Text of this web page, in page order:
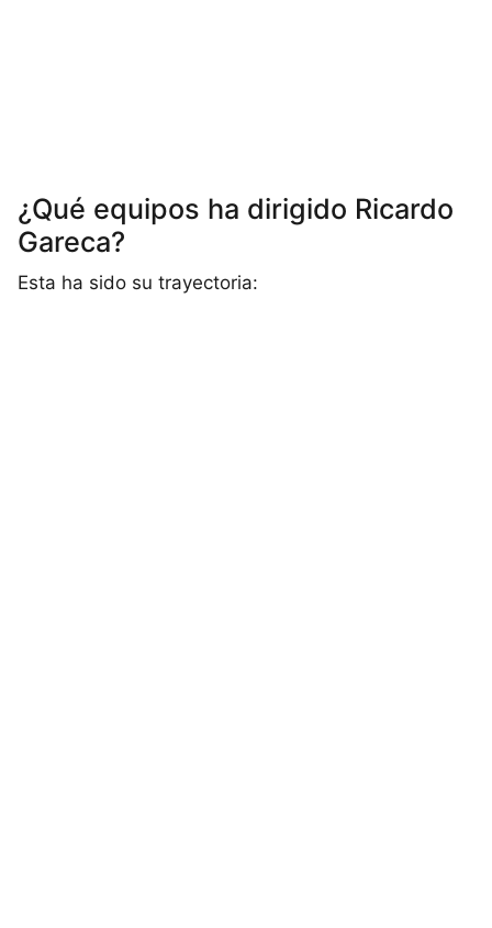
¿Qué equipos ha dirigido Ricardo
Gareca?
Esta ha sido su trayectoria: